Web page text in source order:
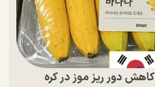
کاهش دور ریز موز در کره